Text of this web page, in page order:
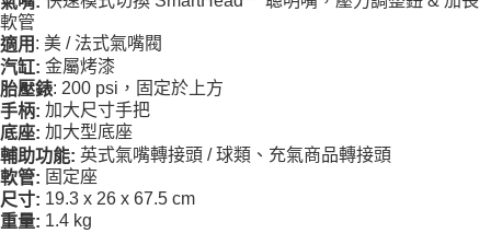
每筆NT$60，滿NT$10,000(含以上)免運費
宅配
每筆NT$80
離島宅配
每筆NT$100
軟管
適用 : 美 / 法式氣嘴閥
汽缸: 金屬烤漆
胎壓錶: 200 psi，固定於上方
手柄: 加大尺寸手把
底座: 加大型底座
輔助功能: 英式氣嘴轉接頭 / 球類、充氣商品轉接頭
軟管: 固定座
尺寸: 19.3 x 26 x 67.5 cm
重量: 1.4 kg